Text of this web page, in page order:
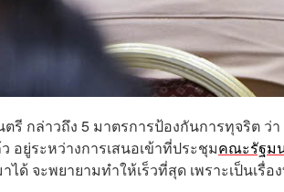
กล่าวถึง 5 มาตรการป้องกันการทุจริต ว่า
ยู่ระหว่างการเสนอเข้าที่ประชุมคณะรัฐม
ด้ จะพยายามทำให้เร็วที่สุด เพราะเป็นเรื่อ